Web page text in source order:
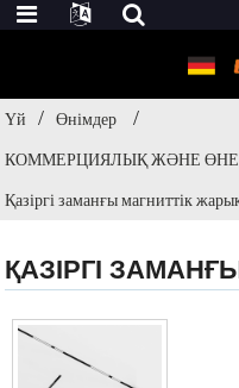
Үй
Өнімдер
КОММЕРЦИЯЛЫҚ ЖӘНЕ
Қазіргі заманғы магниттік
ҚАЗІРГІ